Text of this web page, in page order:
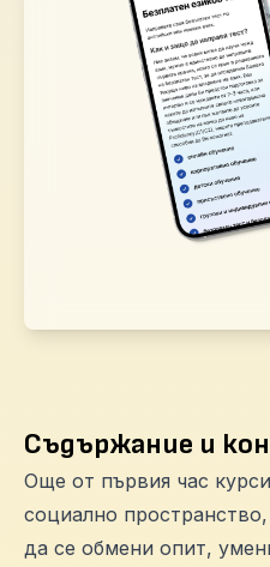
Съдържание и
Още от първия час
социално
да се обмени опит,